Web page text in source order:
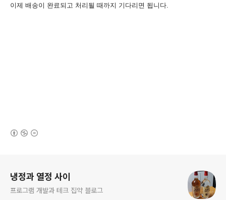
이제 배송이 완료되고 처리될 때까지 기다리면 됩니다.
냉정과 열정 사이
프로그램 개발과 테크 집약 블로그